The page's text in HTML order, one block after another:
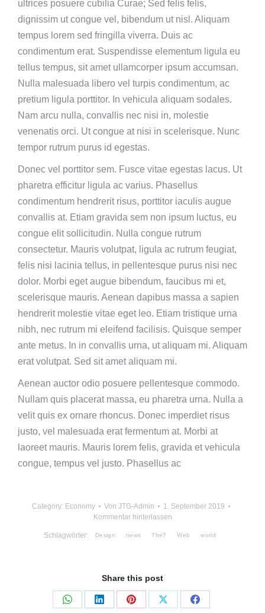
ultrices posuere cubilia Curae; Sed felis felis,
dignissim ut congue vel, bibendum ut nisl. Aliquam
tempus lorem sed fringilla viverra. Duis ac
condimentum erat. Suspendisse elementum ligula eu
tellus tempus, sit amet ullamcorper ipsum accumsan.
Nulla malesuada libero vel turpis condimentum, ac
pretium ligula porttitor. In vehicula aliquam sodales.
Nam arcu nulla, convallis nec nisi in, molestie
venenatis orci. Ut congue at nisi in scelerisque. Nunc
tempor rutrum purus id egestas.
Donec vel porttitor sem. Fusce vitae egestas lacus. Ut
pharetra efficitur ligula ac varius. Phasellus
condimentum hendrerit risus, porttitor iaculis augue
convallis at. Etiam gravida sem non ipsum luctus, eu
congue elit sollicitudin. Nulla congue rutrum
consectetur. Mauris volutpat, ligula ac rutrum feugiat,
felis nisi lacinia tellus, in pellentesque purus nisi nec
dolor. Morbi eget augue bibendum, faucibus mi et,
scelerisque mauris. Aenean dapibus massa a sapien
hendrerit molestie vitae eget leo. Etiam tristique urna
nibh, nec rutrum mi eleifend facilisis. Quisque semper
ante metus. In in convallis urna, ut aliquam mi. Aliquam
erat volutpat. Sed sit amet aliquam mi.
Aenean auctor odio posuere pellentesque commodo.
Nullam quis placerat massa, eu pharetra urna. Nulla a
velit quis ex ornare rhoncus. Donec imperdiet risus
justo, vel malesuada erat fermentum at. Morbi at
laoreet mauris. Mauris lorem felis, gravida et vehicula
congue, tempus vel justo. Phasellus ac
Category: Economy Von JTG-Admin
1. September 2019
Kommentar hinterlassen
Schlagwörter: Design news The7 Web world
Share this post
Teilen
Teilen
Teilen
Teilen
Teilen